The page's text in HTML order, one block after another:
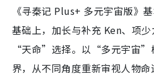
《寻秦记 Plus+ 多元宇宙版》
基础上，加长与补充 Ken、项
“天命”选择。以“多元宇宙”
界，从不同角度重新审视人物